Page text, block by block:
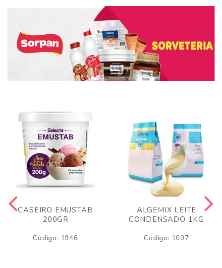
CASEIRO EMUSTAB
200GR
Código: 1946
ALGEMIX LEITE
CONDENSADO 1KG
Código: 1007